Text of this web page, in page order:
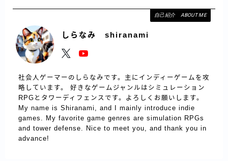
自己紹介 ABOUT ME
しらなみ shiranami
社会人ゲーマーのしらなみです。主にインディーゲームを攻
略しています。 好きなゲームジャンルはシミュレーション
RPGとタワーディフェンスです。よろしくお願いします。
My name is Shiranami, and I mainly introduce indie
games. My favorite game genres are simulation RPGs
and tower defense. Nice to meet you, and thank you in
advance!